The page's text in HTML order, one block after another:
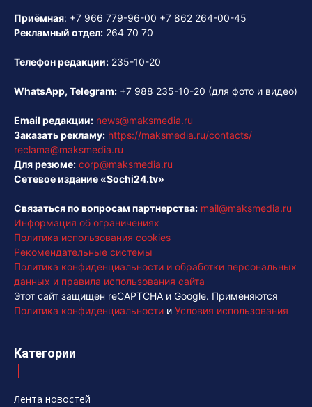
Приёмная: +7 966 779-96-00 +7 862 264-00-45
Рекламный отдел: 264 70 70
Телефон редакции: 235-10-20
WhatsApp, Telegram: +7 988 235-10-20 (для фото и видео)
Email редакции: news@maksmedia.ru
Заказать рекламу: https://maksmedia.ru/contacts/
reclama@maksmedia.ru
Для резюме: corp@maksmedia.ru
Сетевое издание «Sochi24.tv»
Связаться по вопросам партнерства: mail@maksmedia.ru
Информация об ограничениях
Политика использования cookies
Рекомендательные системы
Политика конфиденциальности и обработки персональных
данных и правила использования сайта
Этот сайт защищен reCAPTCHA и Google. Применяются
Политика конфиденциальности и Условия использования
Категории
Лента новостей